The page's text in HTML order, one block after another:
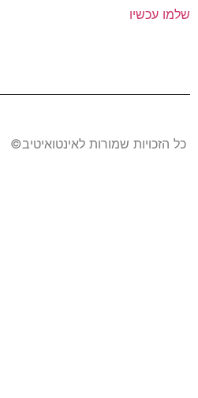
שלמו עכשיו
כל הזכויות שמורות לאינטואיטיב​©